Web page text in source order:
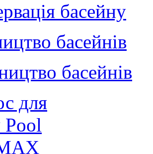
басейну
басейнів
басейнів